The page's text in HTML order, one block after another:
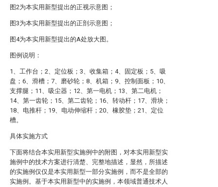
图2为本实用新型提出的正视示意图；
图3为本实用新型提出的正剖示意图；
图4为本实用新型提出的A处放大图。
图例说明：
1、工作台；2、定位板；3、收集箱；4、固定板；5、吸
盘；6、滑槽；7、磨砂轮；8、机箱；9、控制面板；10、
支撑腿；11、吸尘器；12、第一电机；13、第二电机；
14、第一齿轮；15、第二齿轮；16、转动杆；17、滑块；
18、电推杆；19、电动伸缩杆；20、橡胶垫；21、定位
槽。
具体实施方式
下面将结合本实用新型实施例中的附图，对本实用新型实
施例中的技术方案进行清楚、完整地描述，显然，所描述
的实施例仅仅是本实用新型一部分实施例，而不是全部的
实施例。基于本实用新型中的实施例，本领域普通技术人